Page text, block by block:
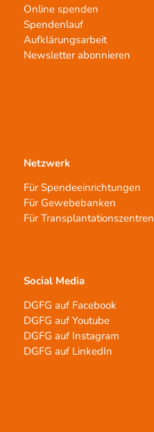
Online spenden
Spendenlauf
Aufklärungsarbeit
Newsletter abonnieren
Netzwerk
Für Spendeeinrichtungen
Für Gewebebanken
Für Transplantationszentren
Social Media
DGFG auf Facebook
DGFG auf Youtube
DGFG auf Instagram
DGFG auf LinkedIn